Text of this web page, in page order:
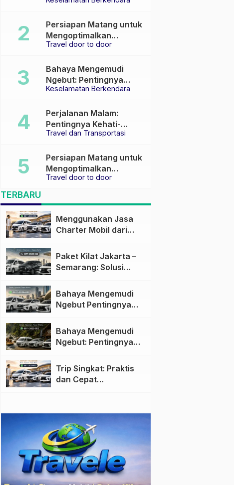
Travel door to door
Persiapan Matang untuk
Mengoptimalkan
Pengalaman Travel
Keselamatan Berkendara
Bahaya Mengemudi
Ngebut: Pentingnya
Keselamatan di Jalan
Travel dan Transportasi
Perjalanan Malam:
Pentingnya Kehati-
hatian dan Pemilihan
Travel door to door
Persiapan Matang untuk
Mengoptimalkan
Pengalaman Travel
TERBARU
Menggunakan Jasa
Charter Mobil dari
Nyaman dan Fleksibel
Paket Kilat Jakarta –
Semarang: Solusi
Efisien
Bahaya Mengemudi
Ngebut Pentingnya
raya
Bahaya Mengemudi
Ngebut: Pentingnya
Trip Singkat: Praktis
dan Cepat